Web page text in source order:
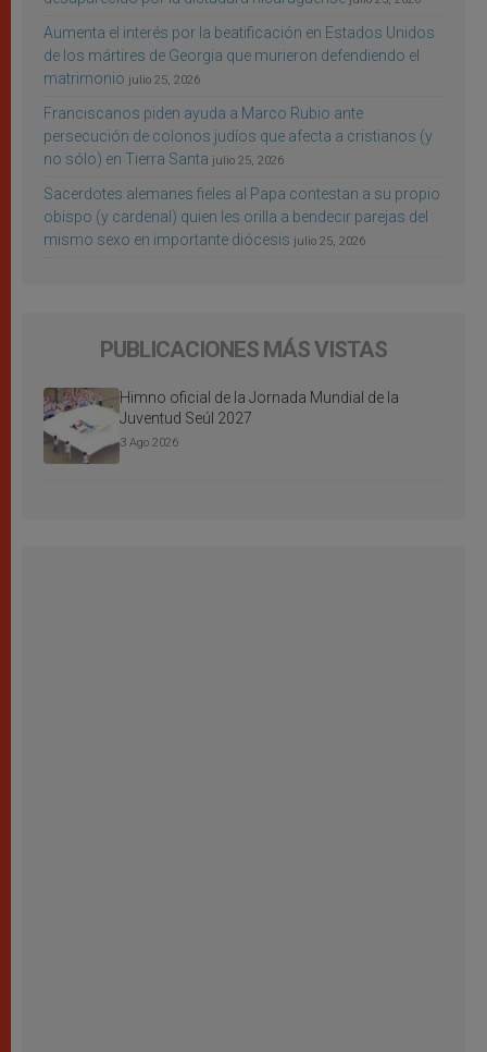
Aumenta el interés por la beatificación en Estados Unidos
de los mártires de Georgia que murieron defendiendo el
matrimonio julio 25, 2026
Franciscanos piden ayuda a Marco Rubio ante
persecución de colonos judíos que afecta a cristianos (y
no sólo) en Tierra Santa julio 25, 2026
Sacerdotes alemanes fieles al Papa contestan a su propio
obispo (y cardenal) quien les orilla a bendecir parejas del
mismo sexo en importante diócesis julio 25, 2026
PUBLICACIONES MÁS VISTAS
Himno oficial de la Jornada Mundial de la
Juventud Seúl 2027
3 Ago 2026